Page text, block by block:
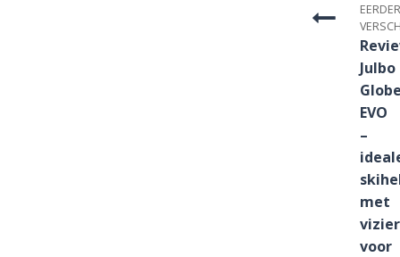
EERDER
Julbo
EVO
–
met
vizier
voor